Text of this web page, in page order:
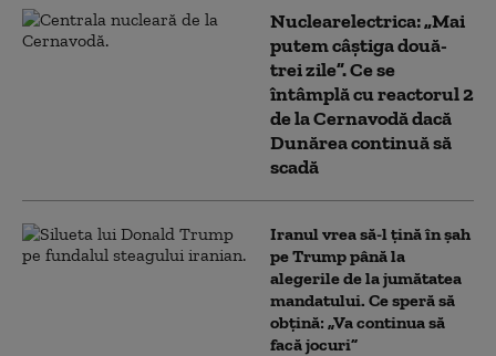
Nuclearelectrica: „Mai
putem câștiga două-
trei zile”. Ce se
întâmplă cu reactorul 2
de la Cernavodă dacă
Dunărea continuă să
scadă
Iranul vrea să-l țină în șah
pe Trump până la
alegerile de la jumătatea
mandatului. Ce speră să
obțină: „Va continua să
facă jocuri”